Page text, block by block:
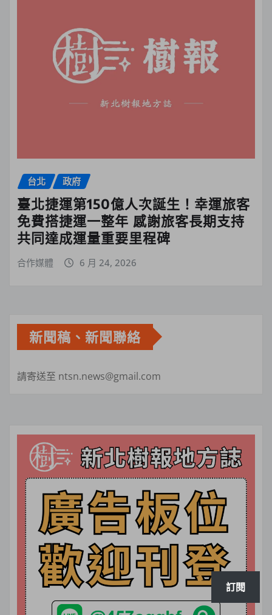
台北 政府
臺北捷運第150億人次誕生！幸運旅客
免費搭捷運一整年 感謝旅客長期支持
共同達成運量重要里程碑
合作媒體 6 月 24, 2026
新聞稿、新聞聯絡
請寄送至 ntsn.news@gmail.com
訂閱